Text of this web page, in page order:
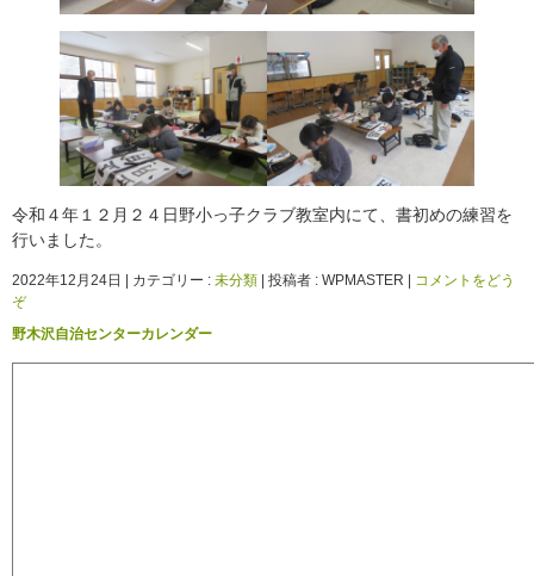
令和４年１２月２４日野小っ子クラブ教室内にて、書初めの練習を
行いました。
2022年12月24日 カテゴリー : 未分類 投稿者 : WPMASTER
コメントをどう
ぞ
野木沢自治センターカレンダー